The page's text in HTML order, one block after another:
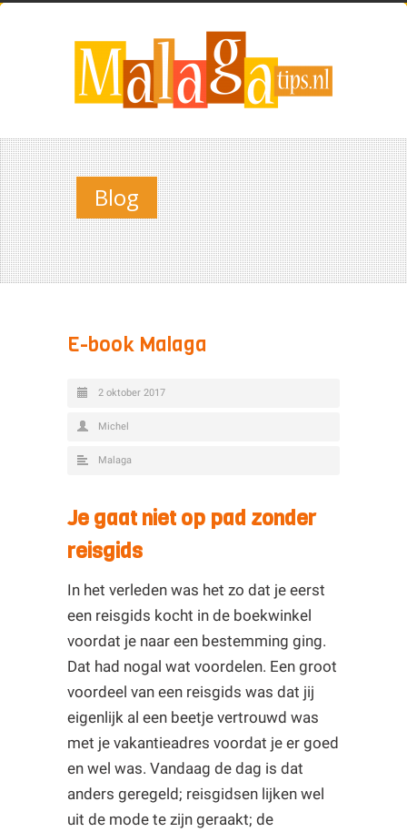
Blog
E-book Malaga
2 oktober 2017
Michel
Malaga
Je gaat niet op pad zonder
reisgids
In het verleden was het zo dat je eerst
een reisgids kocht in de boekwinkel
voordat je naar een bestemming ging.
Dat had nogal wat voordelen. Een groot
voordeel van een reisgids was dat jij
eigenlijk al een beetje vertrouwd was
met je vakantieadres voordat je er goed
en wel was. Vandaag de dag is dat
anders geregeld; reisgidsen lijken wel
uit de mode te zijn geraakt; de